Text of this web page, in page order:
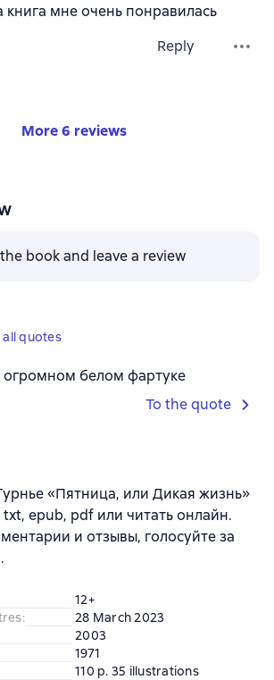
книга мне очень понравилась
Reply
More 6 reviews
book and leave a review
all quotes
белом фартуке
To the quote
«Пятница, или Дикая жизнь»
epub, pdf или читать онлайн.
и отзывы, голосуйте за
12+
:
28 March 2023
2003
1971
110 p. 35 illustrations